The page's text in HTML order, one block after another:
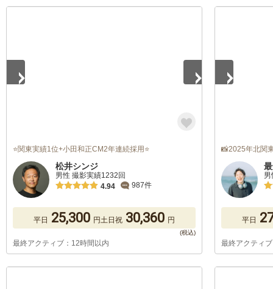
⭐関東実績1位+小田和正CM2年連続採用⭐
松井シンジ
男性 撮影実績1232回
4.94
987件
平日 25,300 円土日祝 30,360 円
最終アクティブ：12時間以内
📸2025年北関
平日
最終アクティ